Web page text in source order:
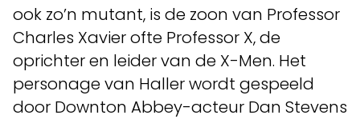
ook zo’n mutant, is de zoon van Professor
Charles Xavier ofte Professor X, de
oprichter en leider van de X-Men. Het
personage van Haller wordt gespeeld
door Downton Abbey-acteur Dan Stevens